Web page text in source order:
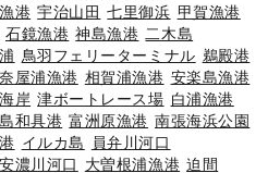
港 宇治山田 七里御浜 甲賀漁港
石鏡漁港 神島漁港 二木島
鳥羽フェリーターミナル 鵜殿港
奈屋浦漁港 相賀浦漁港 安楽島漁港
岸 津ボートレース場 白浦漁港
和具港 富洲原漁港 南張海浜公園
イルカ島
員弁川河口
安濃川河口 大曽根浦漁港 迫間